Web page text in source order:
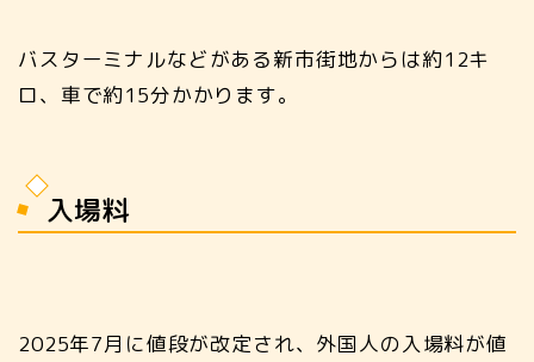
バスターミナルなどがある新市街地からは約12キ
ロ、車で約15分かかります。
入場料
2025年7月に値段が改定され、外国人の入場料が値